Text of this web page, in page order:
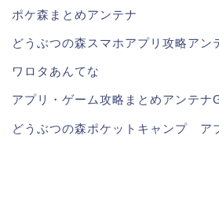
ポケ森まとめアンテナ
どうぶつの森スマホアプリ攻略アン
ワロタあんてな
アプリ・ゲーム攻略まとめアンテナ
どうぶつの森ポケットキャンプ ア